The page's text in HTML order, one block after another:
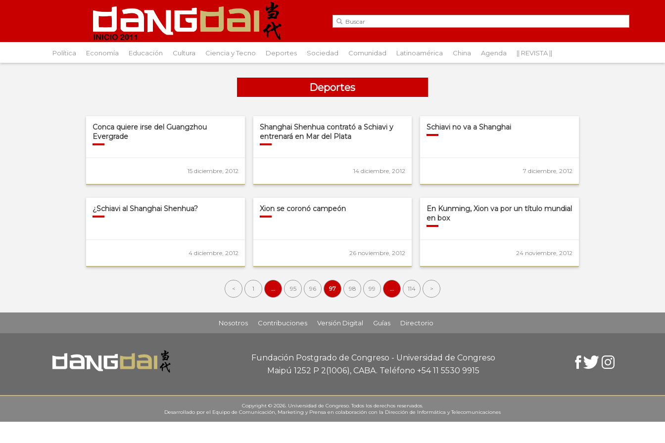
Política Economía Educación Cultura Ciencia y Tecno Deportes Sociedad Comunidad Latinoamérica China Agenda || REVISTA ||
Deportes
Conca quiere irse del Guangzhou
Evergrade
15 diciembre, 2012
Shanghai Shenhua contrató a Schiavi y
entrenará en Mar del Plata
14 diciembre, 2012
Schiavi no va a Shanghai
7 diciembre, 2012
¿Schiavi al Shanghai Shenhua?
4 diciembre, 2012
Xion se coronó campeón
26 noviembre, 2012
En Kunming, Xion va por un título mundial
en box
24 noviembre, 2012
< 1 … 95 96 97 98 99 … 114 >
Nosotros Contribuciones Versión Digital Guías Directorio
Fundación Postgrado de Congreso - Universidad de Congreso
Maipú 1252 P 2 (1006), CABA. Teléfono +54 11 5530 9915
Copyright © 2026. Universidad de Congreso. Todos los derechos reservados.
Desarrollado por el Equipo de Comunicación, Marketing y Prensa en colaboración con la Dirección de Informática y Telecomunicaciones